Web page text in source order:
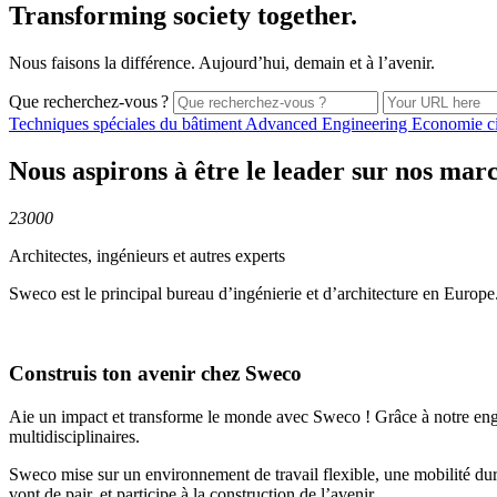
Transforming society together.
Nous faisons la différence. Aujourd’hui, demain et à l’avenir.
Que recherchez-vous ?
Techniques spéciales du bâtiment Advanced Engineering Economie
Nous aspirons à être le leader sur nos
23000
Architectes, ingénieurs et autres experts
Sweco est le principal bureau d’ingénierie et d’architecture en Europe.
Construis ton avenir chez Sweco
Aie un impact et transforme le monde avec Sweco ! Grâce à notre
multidisciplinaires.
Sweco mise sur un environnement de travail flexible, une mobilité